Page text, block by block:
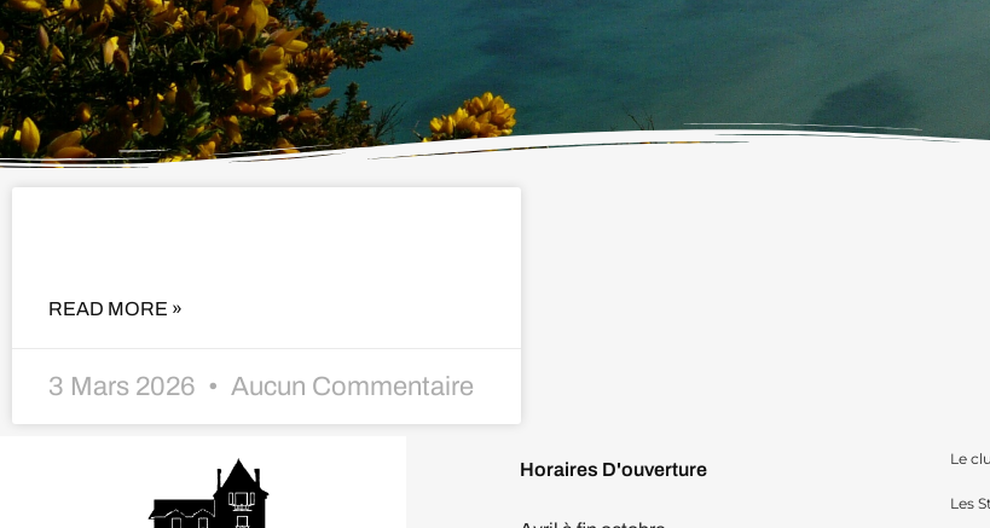
READ MORE »
3 Mars 2026 Aucun Commentaire
Horaires D'ouverture
Le
Les